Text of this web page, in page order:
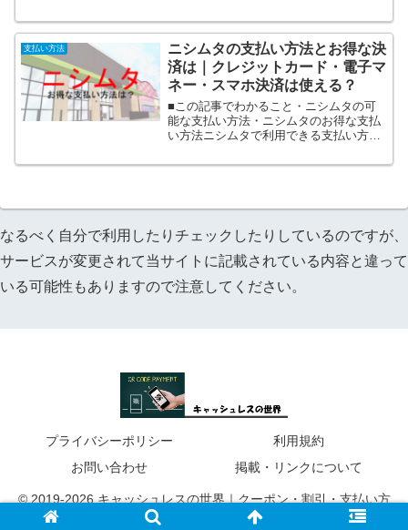
ム・ドーナツではクレジットカード、電
子マネー、paypayなどのスマホ決済など
の支払い方法は可能...
支払い方法
ニシムタの支払い方法とお得な決
済は｜クレジットカード・電子マ
ネー・スマホ決済は使える？
■この記事でわかること・ニシムタの可
能な支払い方法・ニシムタのお得な支払
い方法ニシムタで利用できる支払い方法
いと思います。最近は支払い方法も増え
なるべく自分で利用したりチェックしたりしているのですが、
サービスが変更されて当サイトに記載されている内容と違って
いる可能性もありますので注意してください。
プライバシーポリシー
利用規約
お問い合わせ
掲載・リンクについて
© 2019-2026 キャッシュレスの世界｜クーポン・割引・支払い方
法などお得に節約生活.